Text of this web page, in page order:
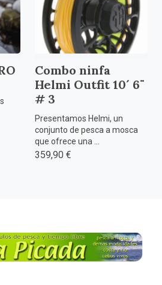
Combo ninfa
Helmi Outfit 10´ 6¨
# 3
Presentamos Helmi, un
conjunto de pesca a mosca
que ofrece una ...
359,90 €